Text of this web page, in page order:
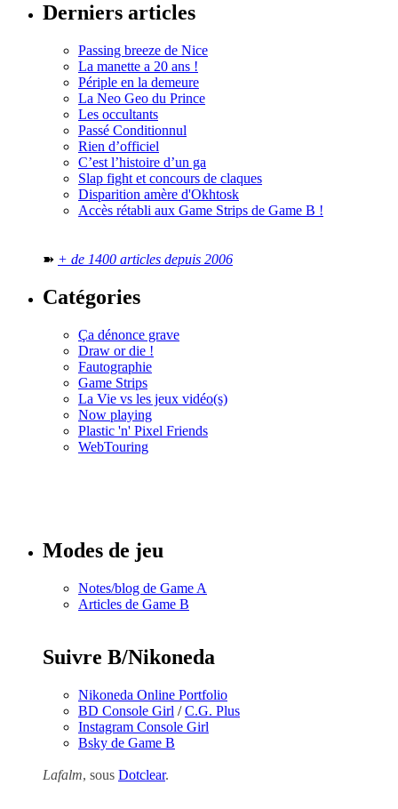
Derniers articles
Passing breeze de Nice
La manette a 20 ans !
Périple en la demeure
La Neo Geo du Prince
Les occultants
Passé Conditionnul
Rien d’officiel
C’est l’histoire d’un ga
Slap fight et concours de claques
Disparition amère d'Okhtosk
Accès rétabli aux Game Strips de Game B !
➽ + de 1400 articles depuis 2006
Catégories
Ça dénonce grave
Draw or die !
Fautographie
Game Strips
La Vie vs les jeux vidéo(s)
Now playing
Plastic 'n' Pixel Friends
WebTouring
Modes de jeu
Notes/blog de Game A
Articles de Game B
Suivre B/Nikoneda
Nikoneda Online Portfolio
BD Console Girl /C.G. Plus
Instagram Console Girl
Bsky de Game B
Lafalm, sous Dotclear.